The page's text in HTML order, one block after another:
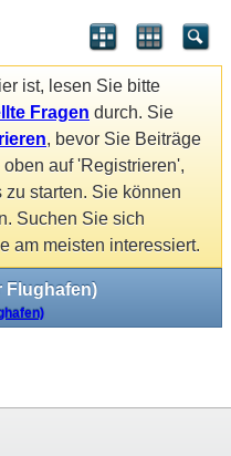
ist, lesen Sie bitte
Fragen durch. Sie
, bevor Sie Beiträge
auf 'Registrieren',
starten. Sie können
Suchen Sie sich
am meisten interessiert.
Flughafen)